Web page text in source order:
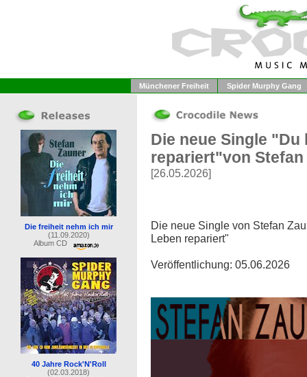
Münchener Freiheit Spider Murphy Gang
Die freiheit nehm ich mir
(11.09.2020)
Album CD
40 Jahre Rock'N'Roll
(02.03.2018)
Die neue Single "Du
repariert"von Stefan
[26.05.2026]
Die neue Single von Stefan
Leben repariert"
Veröffentlichung: 05.06.2026